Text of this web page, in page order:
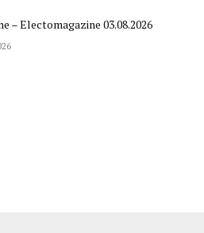
– Electomagazine 03.08.2026